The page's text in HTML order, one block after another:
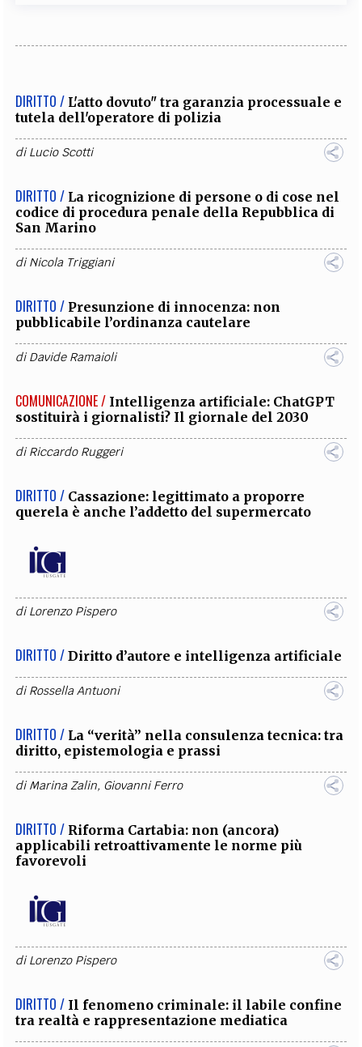
DIRITTO / L'atto dovuto" tra garanzia processuale e
tutela dell'operatore di polizia
diLucio Scotti
DIRITTO / La ricognizione di persone o di cose nel
codice di procedura penale della Repubblica di
San Marino
diNicola Triggiani
DIRITTO / Presunzione di innocenza: non
pubblicabile l’ordinanza cautelare
diDavide Ramaioli
COMUNICAZIONE / Intelligenza artificiale: ChatGPT
sostituirà i giornalisti? Il giornale del 2030
diRiccardo Ruggeri
DIRITTO / Cassazione: legittimato a proporre
querela è anche l’addetto del supermercato
diLorenzo Pispero
DIRITTO / Diritto d’autore e intelligenza artificiale
diRossella Antuoni
DIRITTO / La “verità” nella consulenza tecnica: tra
diritto, epistemologia e prassi
diMarina Zalin, Giovanni Ferro
DIRITTO / Riforma Cartabia: non (ancora)
applicabili retroattivamente le norme più
favorevoli
diLorenzo Pispero
DIRITTO / Il fenomeno criminale: il labile confine
tra realtà e rappresentazione mediatica